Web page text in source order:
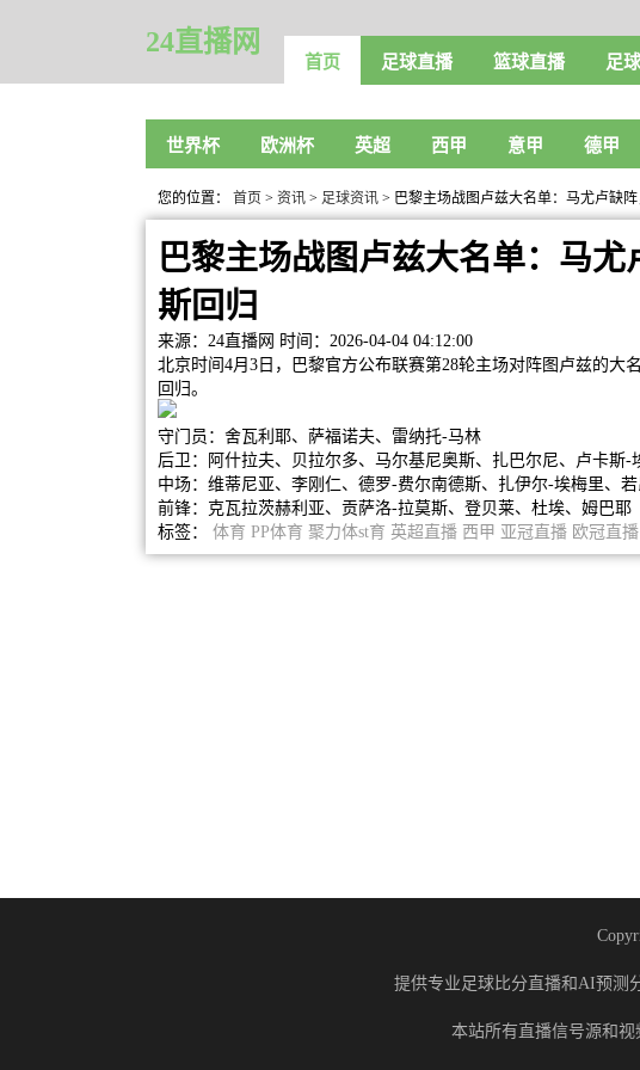
24直播网
首页 足球直播 篮球直播 足
世界杯 欧洲杯 英超 西甲 意甲 德甲
您的位置： 首页 > 资讯 > 足球资讯 > 巴黎主场战图卢兹大名单：马尤卢缺
巴黎主场战图卢兹大名单：马
斯回归
来源：24直播网 时间：2026-04-04 04:12:00
北京时间4月3日，巴黎官方公布联赛第28轮主场对阵图卢兹的大
回归。
守门员： 舍瓦利耶、萨福诺夫、雷纳托-马林
后卫：阿什拉夫、
贝拉尔多、马尔基尼奥斯、扎巴尔尼、卢卡斯
中场： 维蒂尼亚、李刚仁、德罗-费尔南德斯、扎伊尔-埃梅里、
前锋： 克瓦拉茨赫利亚、贡萨洛-拉莫斯、登贝莱、杜埃、姆巴耶
标签： 体育 PP体育 聚力体st育 英超直播 西甲 亚冠直播 欧冠直播
提供专业足球比分直播和AI预测
本站所有直播信号源和视